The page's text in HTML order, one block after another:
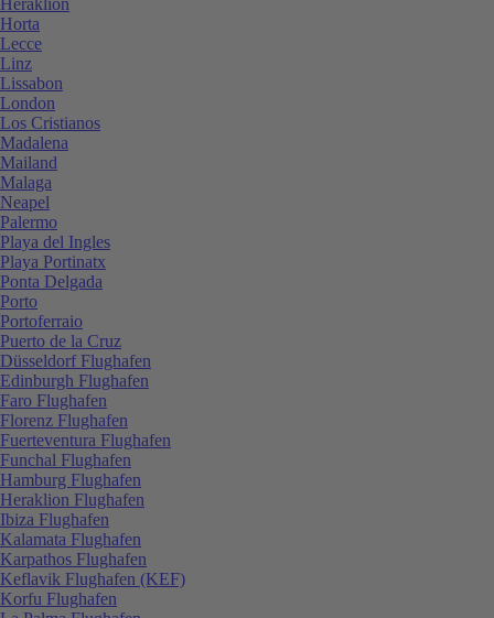
Horta
Lecce
Linz
Lissabon
London
Los Cristianos
Madalena
Mailand
Malaga
Neapel
Palermo
Playa del Ingles
Playa Portinatx
Ponta Delgada
Porto
Portoferraio
Puerto de la Cruz
Düsseldorf Flughafen
Edinburgh Flughafen
Faro Flughafen
Florenz Flughafen
Fuerteventura Flughafen
Funchal Flughafen
Hamburg Flughafen
Heraklion Flughafen
Ibiza Flughafen
Kalamata Flughafen
Karpathos Flughafen
Keflavik Flughafen (KEF)
Korfu Flughafen